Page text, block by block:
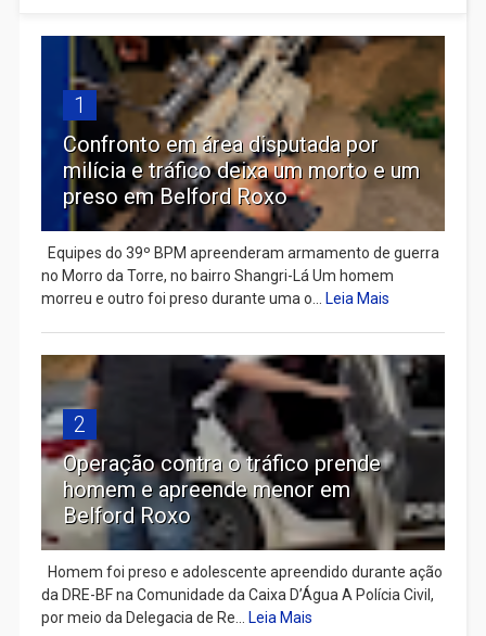
1
Confronto em área disputada por
milícia e tráfico deixa um morto e um
preso em Belford Roxo
Equipes do 39º BPM apreenderam armamento de guerra
no Morro da Torre, no bairro Shangri-Lá Um homem
morreu e outro foi preso durante uma o... Leia Mais
2
Operação contra o tráfico prende
homem e apreende menor em
Belford Roxo
Homem foi preso e adolescente apreendido durante ação
da DRE-BF na Comunidade da Caixa D’Água A Polícia Civil,
por meio da Delegacia de Re... Leia Mais